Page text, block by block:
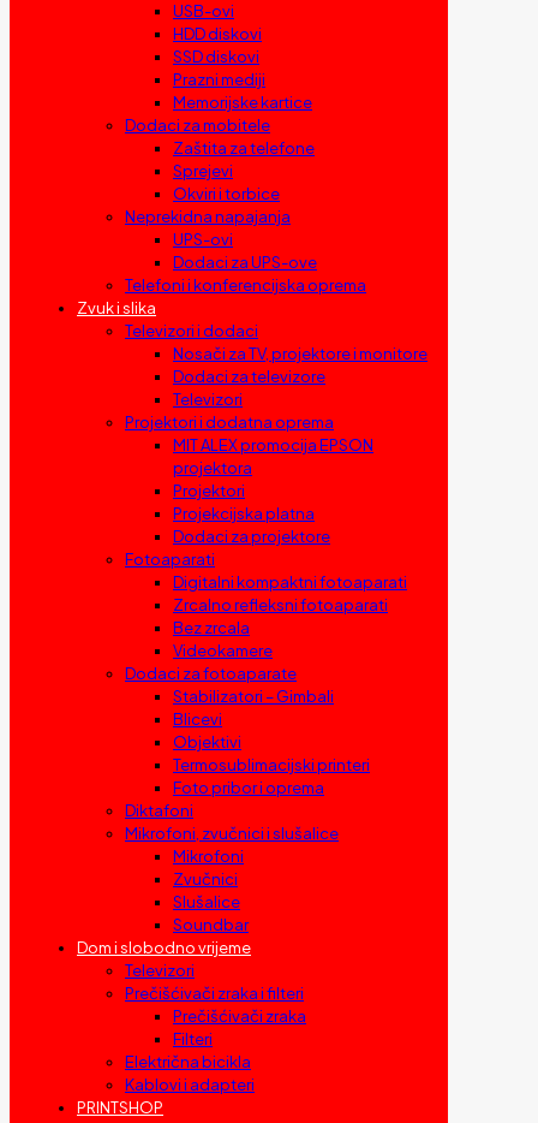
USB-ovi
HDD diskovi
SSD diskovi
Prazni mediji
Memorijske kartice
Dodaci za mobitele
Zaštita za telefone
Sprejevi
Okviri i torbice
Neprekidna napajanja
UPS-ovi
Dodaci za UPS-ove
Telefoni i konferencijska oprema
Zvuk i slika
Televizori i dodaci
Nosači za TV, projektore i monitore
Dodaci za televizore
Televizori
Projektori i dodatna oprema
MIT ALEX promocija EPSON
projektora
Projektori
Projekcijska platna
Dodaci za projektore
Fotoaparati
Digitalni kompaktni fotoaparati
Zrcalno refleksni fotoaparati
Bez zrcala
Videokamere
Dodaci za fotoaparate
Stabilizatori – Gimbali
Blicevi
Objektivi
Termosublimacijski printeri
Foto pribor i oprema
Diktafoni
Mikrofoni, zvučnici i slušalice
Mikrofoni
Zvučnici
Slušalice
Soundbar
Dom i slobodno vrijeme
Televizori
Prečišćivači zraka i filteri
Prečišćivači zraka
Filteri
Električna bicikla
Kablovi i adapteri
PRINTSHOP